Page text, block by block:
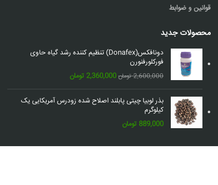
قوانین و ضوابط
محصولات جدید
دونافکس(Donafex) تنظیم کننده رشد گیاه حاوی
فورکلورفنورن
2,600,000 تومان قیمت
اصلی:
2,600,000 تومان
2,360,000 تومانقیمت
فعلی:
2,360,000 تومان.
بذر لوبیا چیتی پابلند اصلاح شده زودرس آمریکایی یک
کیلوگرم
889,000 تومان